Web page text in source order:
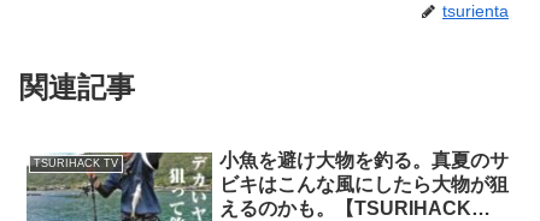
tsurienta
関連記事
TSURIHACK TV
小魚を避け大物を釣る。真夏のサ
ビキはこんな風にしたら大物が狙
えるのかも。【TSURIHACK